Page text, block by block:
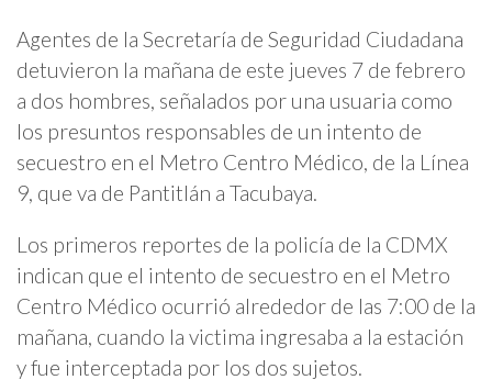
Agentes de la Secretaría de Seguridad Ciudadana
detuvieron la mañana de este jueves 7 de febrero
a dos hombres, señalados por una usuaria como
los presuntos responsables de un intento de
secuestro en el Metro Centro Médico, de la Línea
9, que va de Pantitlán a Tacubaya.
Los primeros reportes de la policía de la CDMX
indican que el intento de secuestro en el Metro
Centro Médico ocurrió alrededor de las 7:00 de la
mañana, cuando la victima ingresaba a la estación
y fue interceptada por los dos sujetos.